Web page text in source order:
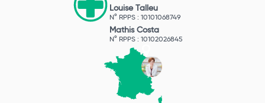
Louise Talleu
N° RPPS : 10101068749
Mathis Costa
N° RPPS : 10102026845